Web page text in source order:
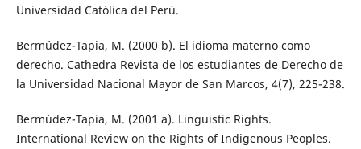
Universidad Católica del Perú.
Bermúdez-Tapia, M. (2000 b). El idioma materno como
derecho. Cathedra Revista de los estudiantes de Derecho de
la Universidad Nacional Mayor de San Marcos, 4(7), 225-238.
Bermúdez-Tapia, M. (2001 a). Linguistic Rights.
International Review on the Rights of Indigenous Peoples.